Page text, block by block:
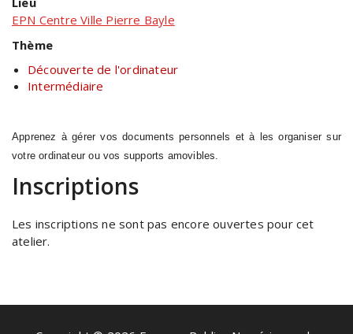
EPN Centre Ville Pierre Bayle
Thème
Découverte de l'ordinateur
Intermédiaire
Apprenez à gérer vos documents personnels et à les organiser sur
votre ordinateur ou vos supports amovibles.
Inscriptions
Les inscriptions ne sont pas encore ouvertes pour cet
atelier.